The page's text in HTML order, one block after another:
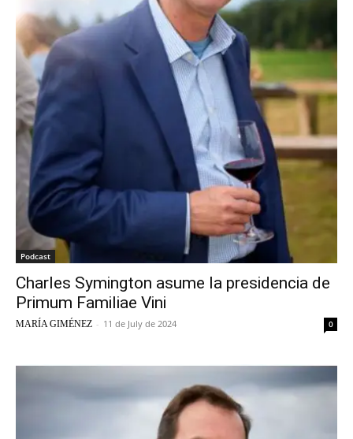
Podcast
Charles Symington asume la presidencia de
Primum Familiae Vini
MARÍA GIMÉNEZ - 11 de July de 2024 0